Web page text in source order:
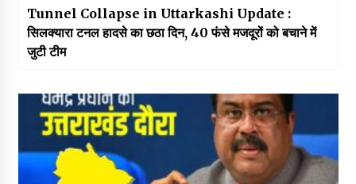
Tunnel Collapse in Uttarkashi Update :
सिलक्यारा टनल हादसे का छठा दिन, 40 फंसे मजदूरों को बचाने में
जुटी टीम